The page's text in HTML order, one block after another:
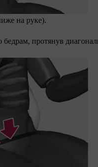
на руке).
протянув